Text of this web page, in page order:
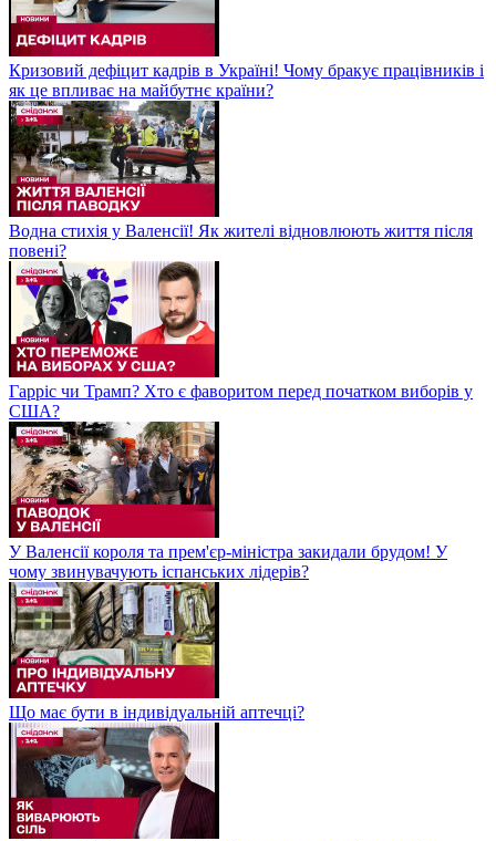
Кризовий дефіцит кадрів в Україні! Чому бракує працівників і
як це впливає на майбутнє країни?
Водна стихія у Валенсії! Як жителі відновлюють життя після
повені?
Гарріс чи Трамп? Хто є фаворитом перед початком виборів у
США?
У Валенсії короля та прем'єр-міністра закидали брудом! У
чому звинувачують іспанських лідерів?
Що має бути в індивідуальній аптечці?